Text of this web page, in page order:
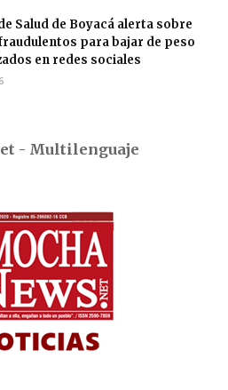
Salud de Boyacá alerta sobre
para bajar de peso
en redes sociales
- Multilenguaje